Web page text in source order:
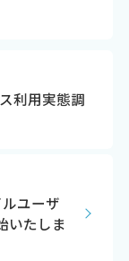
利用実態調
ユーザ
いたしま